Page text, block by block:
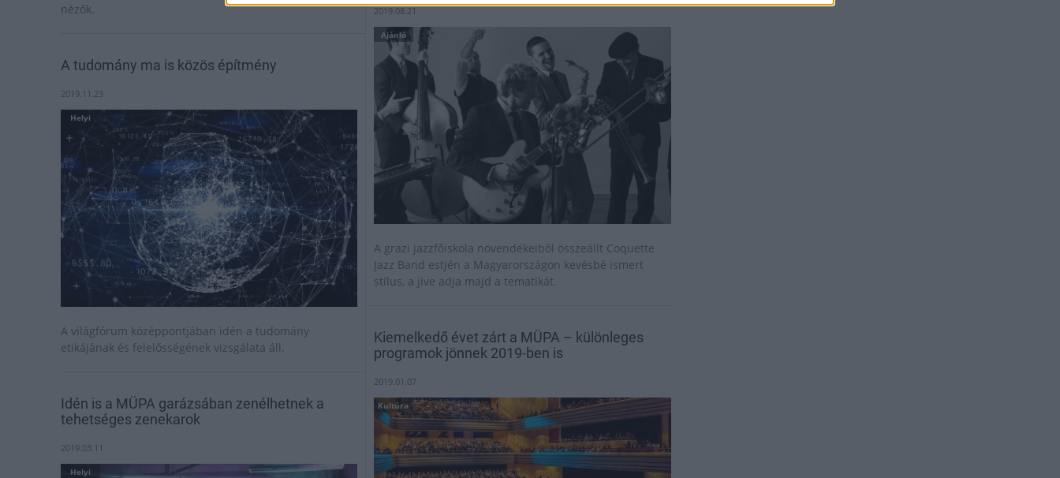
nézők.
A tudomány ma is közös építmény
2019.11.23
Helyi
A világfórum középpontjában idén a tudomány
etikájának és felelősségének vizsgálata áll.
Idén is a MÜPA garázsában zenélhetnek a
tehetséges zenekarok
2019.03.11
Helyi
2019.08.21
Ajánló
A grazi jazzfőiskola növendékeiből összeállt Coquette
Jazz Band estjén a Magyarországon kevésbé ismert
stílus, a jive adja majd a tematikát.
Kiemelkedő évet zárt a MÜPA – különleges
programok jönnek 2019-ben is
2019.01.07
Kultúra